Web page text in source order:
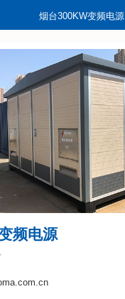
烟台300KW变频电源
频电源